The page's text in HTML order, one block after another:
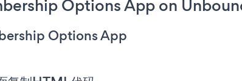
Options App on
Options App